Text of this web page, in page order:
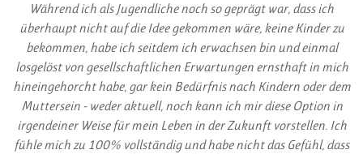
Während ich als Jugendliche noch so geprägt war, dass ich
überhaupt nicht auf die Idee gekommen wäre, keine Kinder zu
bekommen, habe ich seitdem ich erwachsen bin und einmal
losgelöst von gesellschaftlichen Erwartungen ernsthaft in mich
hineingehorcht habe, gar kein Bedürfnis nach Kindern oder dem
Muttersein - weder aktuell, noch kann ich mir diese Option in
irgendeiner Weise für mein Leben in der Zukunft vorstellen. Ich
fühle mich zu 100% vollständig und habe nicht das Gefühl, dass